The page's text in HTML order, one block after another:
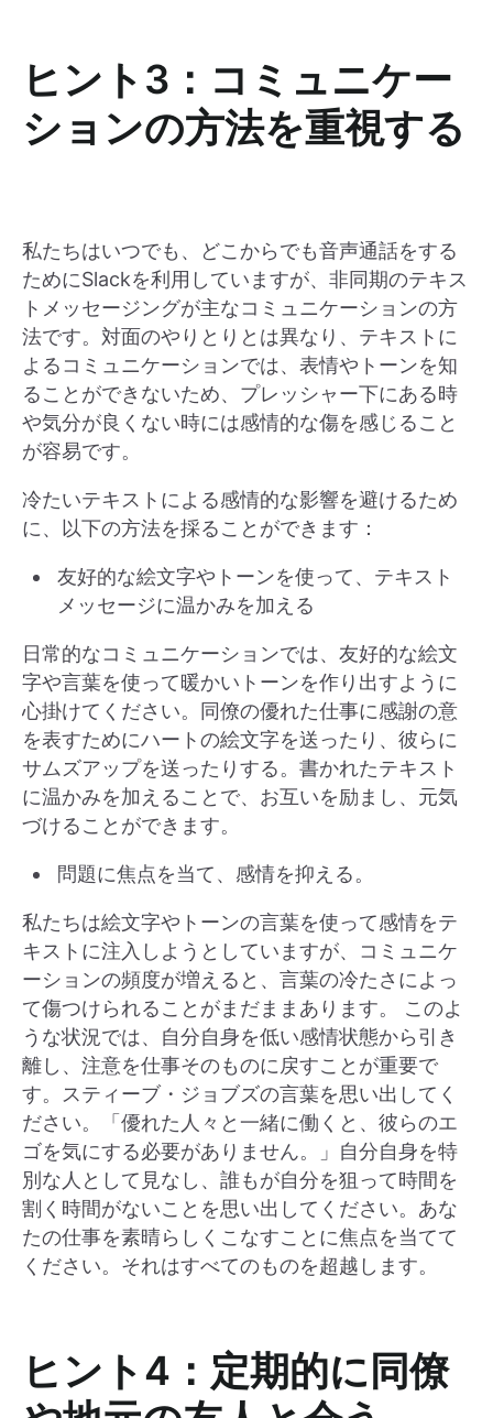
ヒント3：コミュニケー
ションの方法を重視する
私たちはいつでも、どこからでも音声通話をする
ためにSlackを利用していますが、非同期のテキス
トメッセージングが主なコミュニケーションの方
法です。対面のやりとりとは異なり、テキストに
よるコミュニケーションでは、表情やトーンを知
ることができないため、プレッシャー下にある時
や気分が良くない時には感情的な傷を感じること
が容易です。
冷たいテキストによる感情的な影響を避けるため
に、以下の方法を採ることができます：
友好的な絵文字やトーンを使って、テキスト
メッセージに温かみを加える
日常的なコミュニケーションでは、友好的な絵文
字や言葉を使って暖かいトーンを作り出すように
心掛けてください。同僚の優れた仕事に感謝の意
を表すためにハートの絵文字を送ったり、彼らに
サムズアップを送ったりする。書かれたテキスト
に温かみを加えることで、お互いを励まし、元気
づけることができます。
問題に焦点を当て、感情を抑える。
私たちは絵文字やトーンの言葉を使って感情をテ
キストに注入しようとしていますが、コミュニケ
ーションの頻度が増えると、言葉の冷たさによっ
て傷つけられることがまだままあります。 このよ
うな状況では、自分自身を低い感情状態から引き
離し、注意を仕事そのものに戻すことが重要で
す。スティーブ・ジョブズの言葉を思い出してく
ださい。「優れた人々と一緒に働くと、彼らのエ
ゴを気にする必要がありません。」自分自身を特
別な人として見なし、誰もが自分を狙って時間を
割く時間がないことを思い出してください。あな
たの仕事を素晴らしくこなすことに焦点を当てて
ください。それはすべてのものを超越します。
ヒント4：定期的に同僚